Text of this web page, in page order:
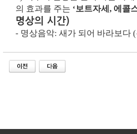
의 효과를 주는 ‘보트자세, 에콜
명상의 시간)
- 명상음악:새가 되어 바라보다